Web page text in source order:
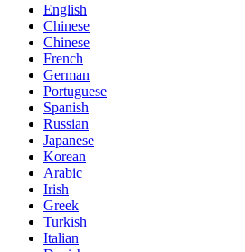
English
Chinese
Chinese
French
German
Portuguese
Spanish
Russian
Japanese
Korean
Arabic
Irish
Greek
Turkish
Italian